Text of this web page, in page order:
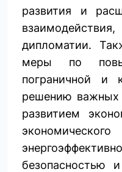
развития и
взаимодействия,
дипломатии.
меры по
пограничной и
решению важных
развитием
безопасностью